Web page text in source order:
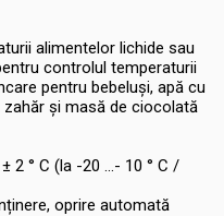
alimentelor lichide sau
controlul temperaturii
pentru bebeluși, apă cu
zahăr și masă de ciocolată
2 ° C (la -20 ...- 10 ° C /
oprire automată